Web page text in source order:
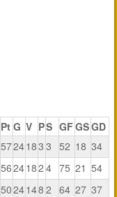
Pt G V PS GFGSGD
5724183 3 52 18 34
5624182 4 75 21 54
5024148 2 64 27 37